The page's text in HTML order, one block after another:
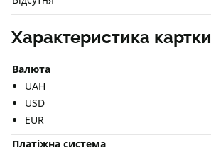
Характеристика картки
Валюта
UAH
USD
EUR
Платіжна система